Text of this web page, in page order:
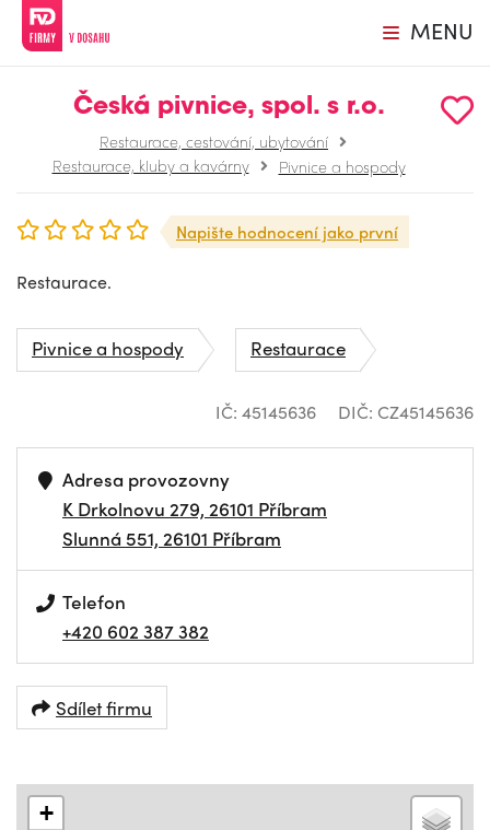
MENU
Česká pivnice, spol. s r.o.
Restaurace, cestování, ubytování
Restaurace, kluby a kavárny
Pivnice a hospody
Napište hodnocení jako první
Restaurace.
Pivnice a hospody Restaurace
IČ: 45145636 DIČ: CZ45145636
Adresa provozovny
K Drkolnovu 279, 26101 Příbram
Slunná 551, 26101 Příbram
Telefon
+420 602 387 382
Sdílet firmu
+